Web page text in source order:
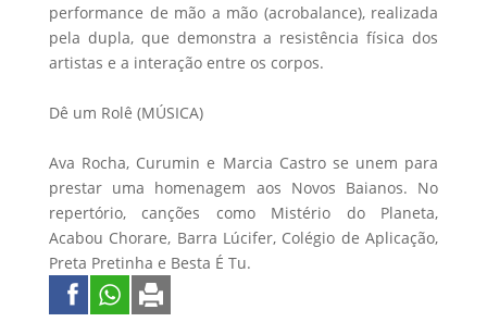
performance de mão a mão (acrobalance), realizada
pela dupla, que demonstra a resistência física dos
artistas e a interação entre os corpos.
Dê um Rolê (MÚSICA)
Ava Rocha, Curumin e Marcia Castro se unem para
prestar uma homenagem aos Novos Baianos. No
repertório, canções como Mistério do Planeta,
Acabou Chorare, Barra Lúcifer, Colégio de Aplicação,
Preta Pretinha e Besta É Tu.